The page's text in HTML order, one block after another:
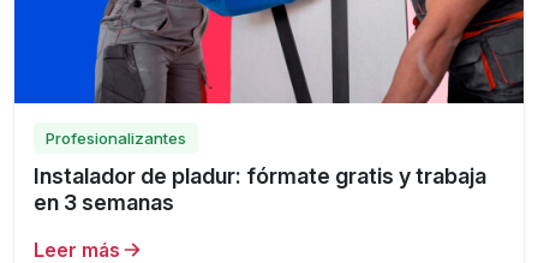
Profesionalizantes
Instalador de pladur: fórmate gratis y trabaja
en 3 semanas
Leer más